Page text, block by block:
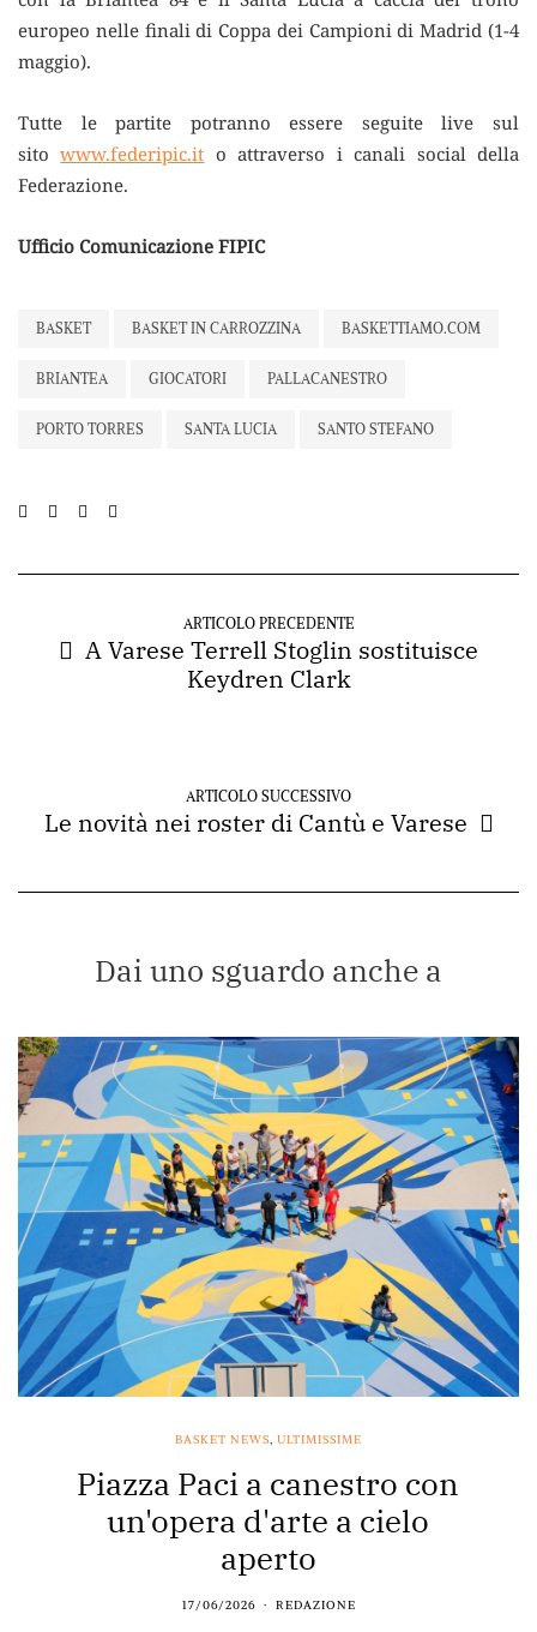
europeo nelle finali di Coppa dei Campioni di Madrid (1-4
maggio).
Tutte le partite potranno essere seguite live sul
sitowww.federipic.it o attraverso i canali social della
Federazione.
Ufficio Comunicazione FIPIC
BASKET BASKET IN CARROZZINA BASKETTIAMO.COM
BRIANTEA GIOCATORI PALLACANESTRO
PORTO TORRES SANTA LUCIA SANTO STEFANO
ARTICOLO PRECEDENTE
A Varese Terrell Stoglin sostituisce
Keydren Clark
ARTICOLO SUCCESSIVO
Le novità nei roster di Cantù e Varese
Dai uno sguardo anche a
BASKET NEWS, ULTIMISSIME
Piazza Paci a canestro con
un'opera d'arte a cielo
aperto
17/06/2026 REDAZIONE